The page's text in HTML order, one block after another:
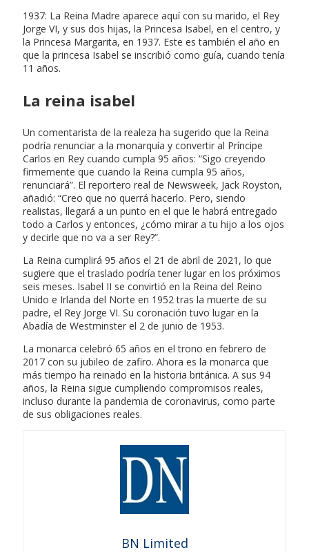
1937: La Reina Madre aparece aquí con su marido, el Rey
Jorge VI, y sus dos hijas, la Princesa Isabel, en el centro, y
la Princesa Margarita, en 1937. Este es también el año en
que la princesa Isabel se inscribió como guía, cuando tenía
11 años.
La reina isabel
Un comentarista de la realeza ha sugerido que la Reina
podría renunciar a la monarquía y convertir al Príncipe
Carlos en Rey cuando cumpla 95 años: “Sigo creyendo
firmemente que cuando la Reina cumpla 95 años,
renunciará”. El reportero real de Newsweek, Jack Royston,
añadió: “Creo que no querrá hacerlo. Pero, siendo
realistas, llegará a un punto en el que le habrá entregado
todo a Carlos y entonces, ¿cómo mirar a tu hijo a los ojos
y decirle que no va a ser Rey?”.
La Reina cumplirá 95 años el 21 de abril de 2021, lo que
sugiere que el traslado podría tener lugar en los próximos
seis meses. Isabel II se convirtió en la Reina del Reino
Unido e Irlanda del Norte en 1952 tras la muerte de su
padre, el Rey Jorge VI. Su coronación tuvo lugar en la
Abadía de Westminster el 2 de junio de 1953.
La monarca celebró 65 años en el trono en febrero de
2017 con su jubileo de zafiro. Ahora es la monarca que
más tiempo ha reinado en la historia británica. A sus 94
años, la Reina sigue cumpliendo compromisos reales,
incluso durante la pandemia de coronavirus, como parte
de sus obligaciones reales.
BN Limited